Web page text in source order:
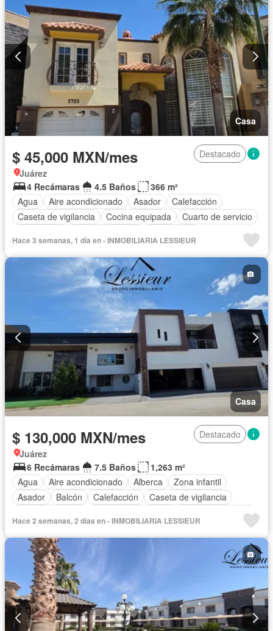
Casa
$ 45,000 MXN/mes
Destacado
Juárez
4 Recámaras
4.5 Baños
366 m²
Agua
Aire acondicionado Asador
Calefacción
Caseta de vigilancia
Cocina equipada
Cuarto de servicio
Recámara con closet
Permite niños Sin amueblar
Hace 3 semanas, 1 día en - INMOBILIARIA LESSIEUR
Casa
$ 130,000 MXN/mes
Destacado
Juárez
6 Recámaras
7.5 Baños
1,263 m²
Agua
Aire acondicionado Alberca
Zona infantil
Asador
Balcón Calefacción
Caseta de vigilancia
Cuarto de servicio
Electricidad
Estacionamiento Gas natural
Recámara con closet
Zonas verdes
Permite mascotas
Hace 2 semanas, 2 días en - INMOBILIARIA LESSIEUR